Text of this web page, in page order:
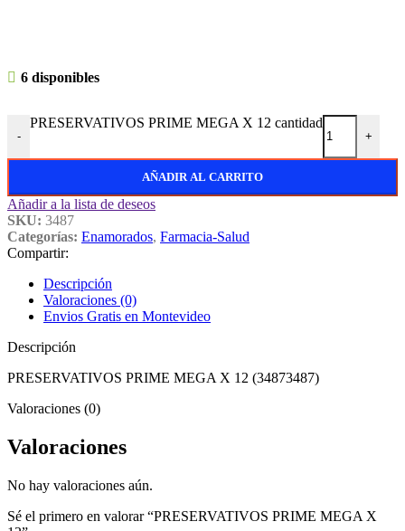
6 disponibles
-
PRESERVATIVOS PRIME MEGA X 12 cantidad
+
AÑADIR AL CARRITO
Añadir a la lista de deseos
SKU: 3487
Categorías: Enamorados, Farmacia-Salud
Compartir:
Descripción
Valoraciones (0)
Envios Gratis en Montevideo
Descripción
PRESERVATIVOS PRIME MEGA X 12 (34873487)
Valoraciones (0)
Valoraciones
No hay valoraciones aún.
Sé el primero en valorar “PRESERVATIVOS PRIME MEGA X